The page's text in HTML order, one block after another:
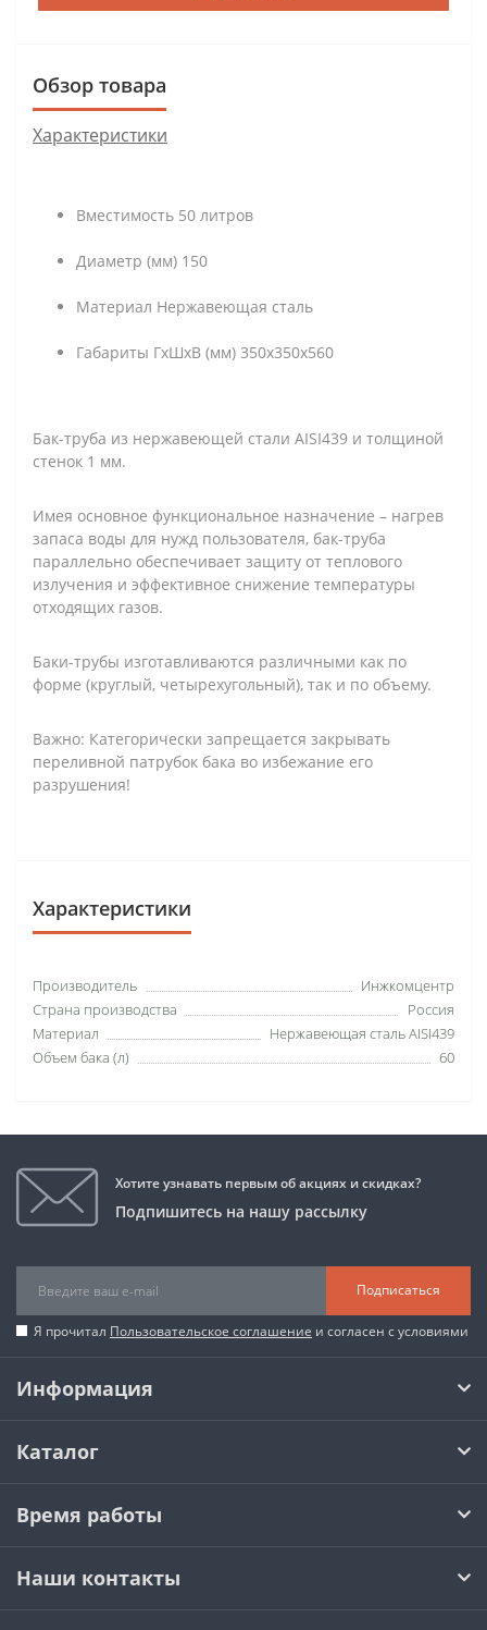
Обзор товара
Характеристики
Вместимость 50 литров
Диаметр (мм) 150
Материал Нержавеющая сталь
Габариты ГхШхВ (мм) 350х350х560
Бак-труба из нержавеющей стали AISI439 и толщиной
стенок 1 мм.
Имея основное функциональное назначение – нагрев
запаса воды для нужд пользователя, бак-труба
параллельно обеспечивает защиту от теплового
излучения и эффективное снижение температуры
отходящих газов.
Баки-трубы изготавливаются различными как по
форме (круглый, четырехугольный), так и по объему.
Важно: Категорически запрещается закрывать
переливной патрубок бака во избежание его
разрушения!
Характеристики
Производитель
Инжкомцентр
Страна производства
Россия
Материал
Нержавеющая сталь AISI439
Объем бака (л)
60
Хотите узнавать первым об акциях и скидках?
Подпишитесь на нашу рассылку
Подписаться
Я прочитал Пользовательское соглашение и согласен с условиями
Информация
Каталог
Время работы
Наши контакты